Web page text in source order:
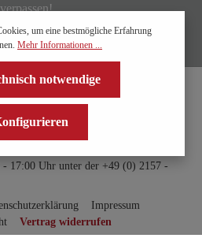
verpassen!
17:00 Uhr unter der +49 (0) 2157 -
Impressum
Vertrag widerrufen
um eine bestmögliche Erfahrung
Mehr Informationen ...
notwendige